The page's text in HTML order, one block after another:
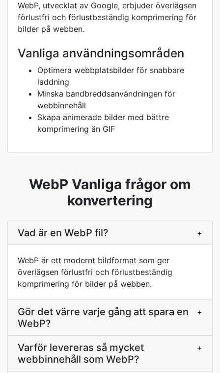
WebP, utvecklat av Google, erbjuder överlägsen
förlustfri och förlustbeständig komprimering för
bilder på webben.
Vanliga användningsområden
Optimera webbplatsbilder för snabbare
laddning
Minska bandbreddsanvändningen för
webbinnehåll
Skapa animerade bilder med bättre
komprimering än GIF
WebP Vanliga frågor om
konvertering
Vad är en WebP fil? +
WebP är ett modernt bildformat som ger
överlägsen förlustfri och förlustbeständig
komprimering för bilder på webben.
Gör det värre varje gång att spara en
WebP?
+
Varför levereras så mycket
webbinnehåll som WebP?
+